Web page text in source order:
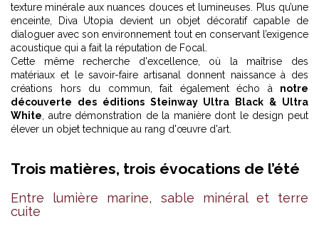
texture minérale aux nuances douces et lumineuses. Plus qu’une
enceinte, Diva Utopia devient un objet décoratif capable de
dialoguer avec son environnement tout en conservant l’exigence
acoustique qui a fait la réputation de Focal.
Cette même recherche d'excellence, où la maîtrise des
matériaux et le savoir-faire artisanal donnent naissance à des
créations hors du commun, fait également écho à notre
découverte des éditions Steinway Ultra Black & Ultra
White , autre démonstration de la manière dont le design peut
élever un objet technique au rang d'œuvre d'art.
Trois matières, trois évocations de l’été
Entre lumière marine, sable minéral et terre
cuite